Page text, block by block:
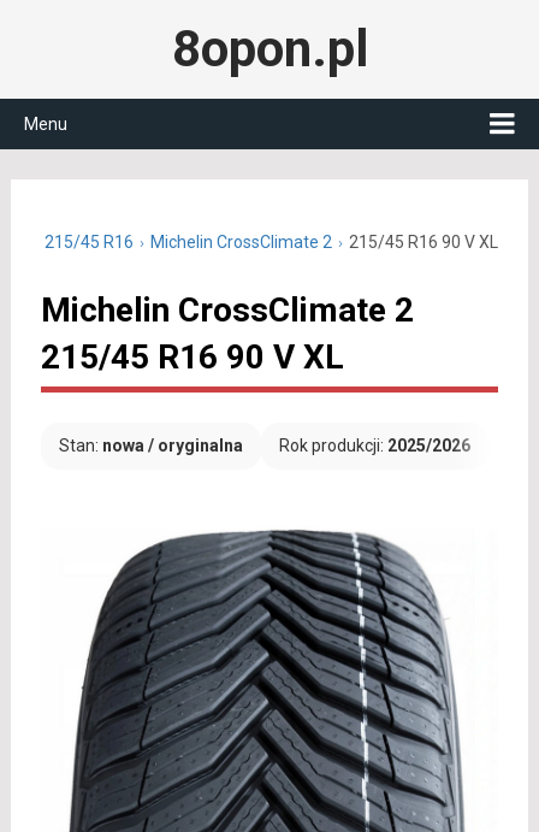
8opon.pl
Menu
215/45 R16 Michelin CrossClimate 2 215/45 R16 90 V XL
Michelin CrossClimate 2
215/45 R16 90 V XL
Stan: nowa / oryginalna Rok produkcji: 2025/2026